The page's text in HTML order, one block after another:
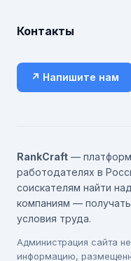
Контакты
↗ Напишите нам
RankCraft —
работодателях в
соискателям найти
компаниям —
условия труда.
Администрация сайта
информацию,